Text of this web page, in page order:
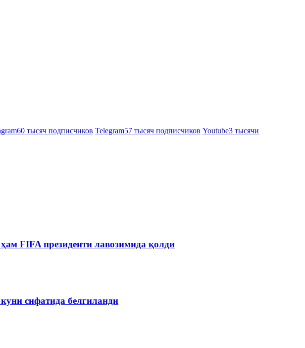
60 тысяч подписчиков Telegram57 тысяч подписчиков Youtube3 тысячи
FIFA президенти лавозимида қолди
сифатида белгиланди